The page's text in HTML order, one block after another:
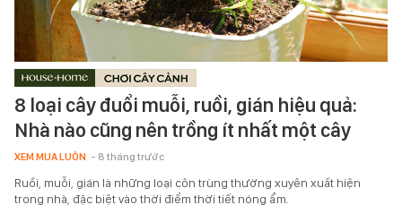
8 loại cây đuổi muỗi, ruồi, gián hiệu quả:
Nhà nào cũng nên trồng ít nhất một cây
XEM MUA LUÔN - 8 tháng trước
Ruồi, muỗi, gián là những loại côn trùng thường xuyên xuất hiện
trong nhà, đặc biệt vào thời điểm thời tiết nóng ẩm.